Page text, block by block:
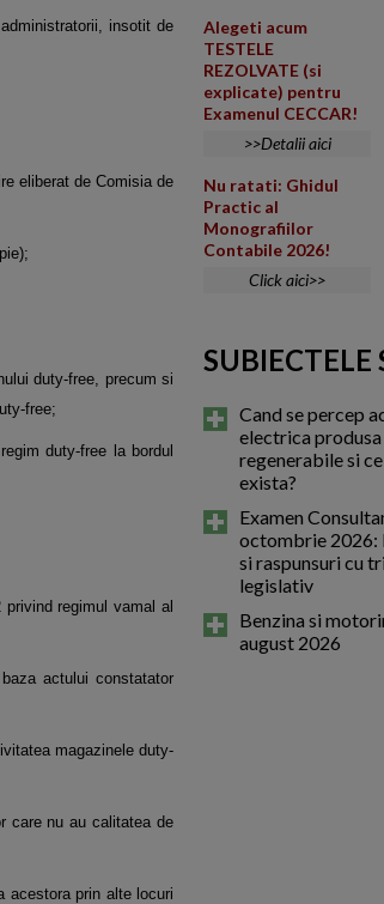
insotit de
eliberat de Comisia de
duty-free, precum si
free;
duty-free la bordul
regimul vamal al
actului constatator
magazinele duty-
care nu au calitatea de
acestora prin alte locuri
Alegeti acum
TESTELE
REZOLVATE (si
explicate) pentru
Examenul CECCAR!
>>Detalii aici
Nu ratati: Ghidul
Practic al
Monografiilor
Contabile 2026!
Click aici>>
Cand se percep
electrica produsa
regenerabile si
exista?
Examen
octombrie 2026:
si raspunsuri cu
legislativ
Benzina si
august 2026